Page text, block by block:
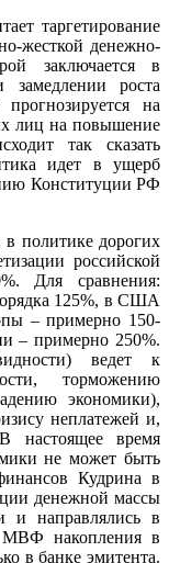
таргетирование
жесткой денежно-
заключается в
роста
на
лиц на повышение
так сказать
идет в ущерб
Конституции РФ
в политике дорогих
российской
Для сравнения:
125%, в США
– примерно 150-
– примерно 250%.
ведет к
торможению
экономики),
неплатежей и,
настоящее время
не может быть
Кудрина в
денежной массы
и направлялись в
МВФ накопления в
в банке эмитента.